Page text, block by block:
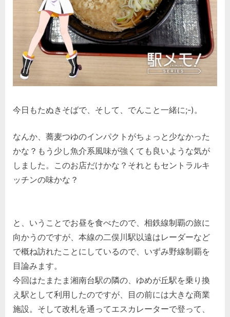
今日もたぬきそばで、そして、でんこと一緒に;-)。
なんか、蕎麦つゆのインパクトがちょっと少なかった
かな？もう少し魚介系風味が強くても良いような気が
しました。このお店だけかな？それともセントラルキ
ッチンの味かな？
と、いうことでお昼を食べたので、相鉄線制覇の旅に
向かうのですが、本線の二俣川駅以遠はレーダーなど
で概ね訪れたことにしているので、いずみ野線制覇を
目論みます。
今回はたまたま湘南台駅の隣の、ゆめが丘駅を乗り換
え駅として利用したのですが、目の前には大きな商業
施設。そして改札を通ってエスカレーターで登って、